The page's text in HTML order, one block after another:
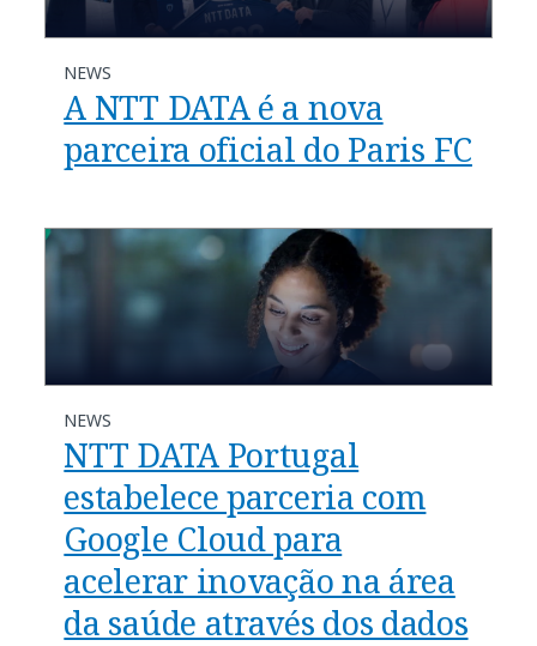
NEWS
A NTT DATA é a nova
parceira oficial do Paris FC
NEWS
NTT DATA Portugal
estabelece parceria com
Google Cloud para
acelerar inovação na área
da saúde através dos dados